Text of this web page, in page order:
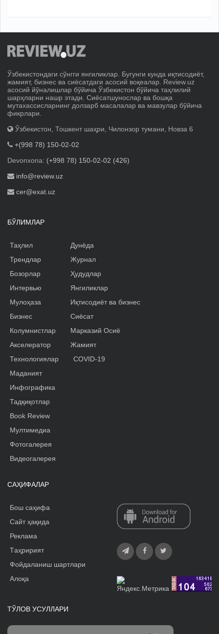
Ўзбекистондаги сўнгги янгиликлар. Бугунги кунда иқтисодиёт,
жамият, бизнес ва сиёсатдаги асосий воқеалар. Review.uz
асосий йўналишлар бўйича Ўзбекистон бўйича таҳлилий
шарҳларни нашр этади. Сиёсатшунослар ва бошқа
мутахассисларнинг долзарб масалалар ва мавзулар бўйича
фикрлари.
Ўзбекистон, Тошкент шаҳри, Чилонзор тумани, Новза 6
+(998 78) 150-02-02
Devonxona: (+998 78) 150-02-02 (426)
info@review.uz
cer@exat.uz
БЎЛИМЛАР
Таҳлил
Трендлар
Бозорлар
Интервью
Мулоҳаза
Бизнес
Колумнистлар
Акселератор
Дунёда
Журнал
Ҳудудлар
Янгиликлар
Иқтисодиёт ва бизнес
Сиёсат
Марказий Осиё
Жамият
Технологиялар
Маданият
Инфографика
Тадқиқотлар
Book Review
Мултимедиа
Фотогалерея
Видеогалерея
COVID-19
САҲИФАЛАР
Бош саҳифа
Сайт ҳақида
Реклама
Tаҳририят
Фойдаланиш шартлари
Алоқа
ТЎЛОВ УСУЛЛАРИ